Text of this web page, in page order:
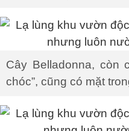
Cây Belladonna, còn
chóc”, cũng có mặt